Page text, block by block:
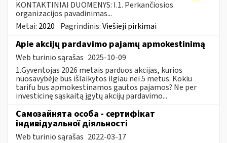
KONTAKTINIAI DUOMENYS: I.1. Perkančiosios
organizacijos pavadinimas...
Metai: 2020 Pagrindinis:Viešieji pirkimai
Apie akcijų pardavimo pajamų apmokestinimą
Web turinio sąrašas 2025-10-09
1.Gyventojas 2026 metais parduos akcijas, kurios
nuosavybėje bus išlaikytos ilgiau nei 5 metus. Kokiu
tarifu bus apmokestinamos gautos pajamos? Ne per
investicinę sąskaitą įgytų akcijų pardavimo...
Самозайнята особа - сертифікат
індивідуальної діяльності
Web turinio sąrašas 2022-03-17